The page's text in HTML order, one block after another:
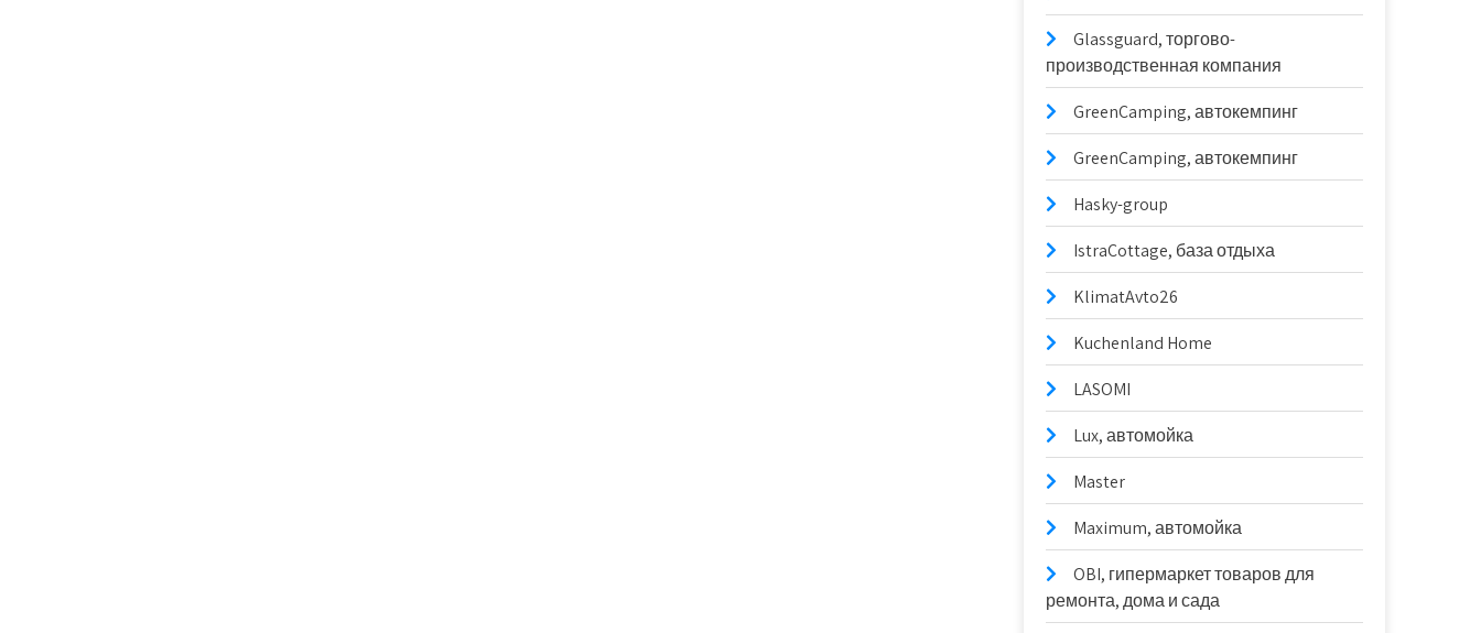
Glassguard, торгово-
производственная компания
GreenCamping, автокемпинг
GreenCamping, автокемпинг
Hasky-group
IstraCottage, база отдыха
KlimatAvto26
Kuchenland Home
LASOMI
Lux, автомойка
Master
Maximum, автомойка
OBI, гипермаркет товаров для
ремонта, дома и сада